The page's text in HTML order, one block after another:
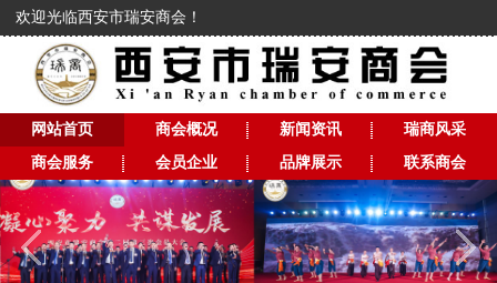
欢迎光临西安市瑞安商会！
网站首页 商会概况 新闻资讯
瑞商风采
商会服务
会员企业 品牌展示 联系商会